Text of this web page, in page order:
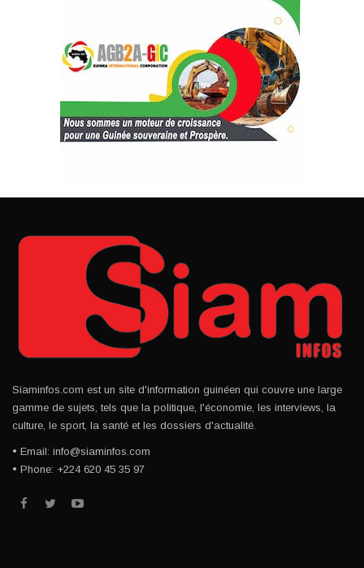
Siaminfos.com est un site d'information guinéen qui couvre une large
gamme de sujets, tels que la politique, l'économie, les interviews, la
culture, le sport, la santé et les dossiers d'actualité.
• Email: info@siaminfos.com
• Phone: +224 620 45 35 97